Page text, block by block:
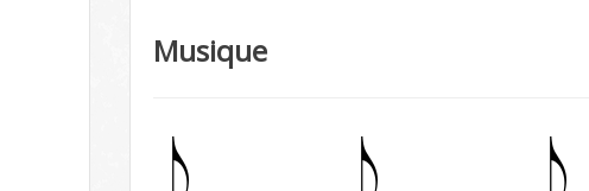
Musique